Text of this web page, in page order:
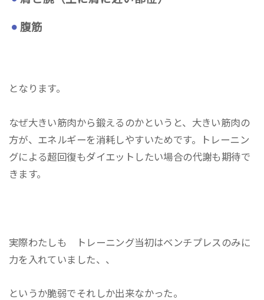
腹筋
となります。
なぜ大きい筋肉から鍛えるのかというと、大きい筋肉の
方が、エネルギーを消耗しやすいためです。トレーニン
グによる超回復もダイエットしたい場合の代謝も期待で
きます。
実際わたしも トレーニング当初はベンチプレスのみに
力を入れていました、、
というか脆弱でそれしか出来なかった。